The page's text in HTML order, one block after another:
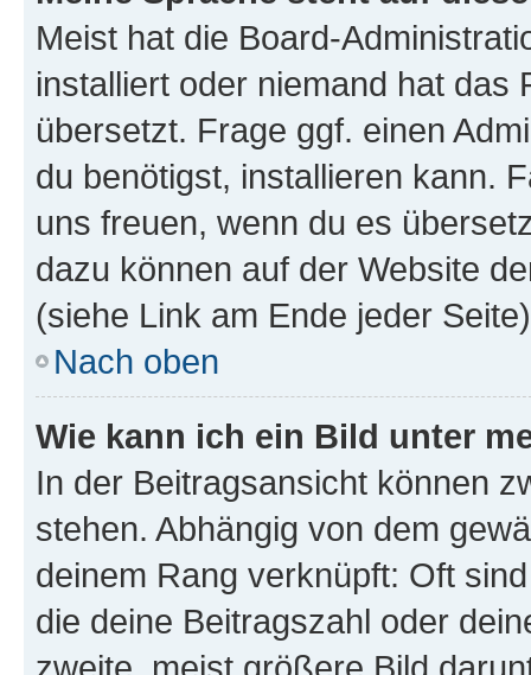
Meist hat die Board-
installiert oder niemand hat das
übersetzt. Frage ggf. einen
du benötigst, installieren kann.
uns freuen, wenn du es
dazu können auf der Website
(siehe Link am Ende jeder
Nach oben
Wie kann ich ein Bild unter
In der Beitragsansicht können
stehen. Abhängig von dem
deinem Rang verknüpft: Oft
die deine Beitragszahl oder
zweite, meist größere Bild